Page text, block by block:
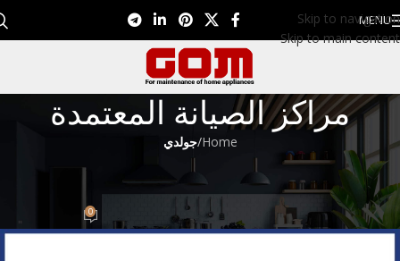
Skip to navigation
Skip to main content
MENU
مراكز الصيانة المعتمدة
Home
/جولدي
جولدي
رقم توكيل جولدي 01099948826
Eman EL NagarOn سبتمبر 10, 2022 0